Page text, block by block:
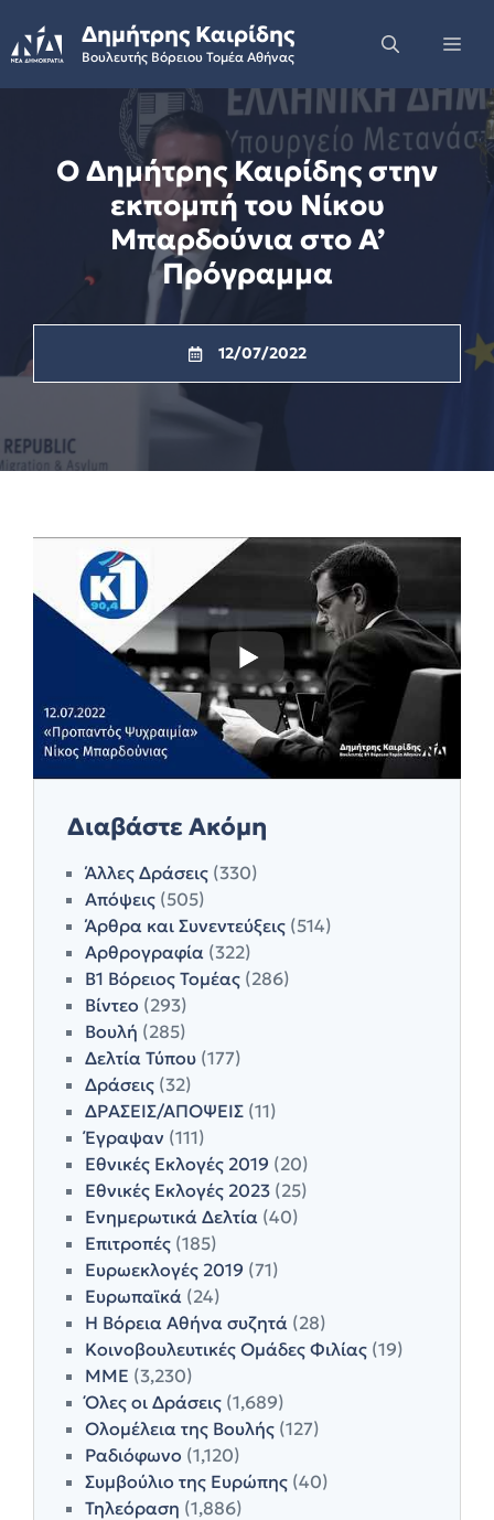
to
content
Δημήτρης Καιρίδης
Βουλευτής Βόρειου Τομέα Αθήνας
Ο Δημήτρης Καιρίδης στην
εκπομπή του Νίκου
Μπαρδούνια στο Α’
Πρόγραμμα
12/07/2022
Διαβάστε Ακόμη
Άλλες Δράσεις (330)
Απόψεις (505)
Άρθρα και Συνεντεύξεις (514)
Αρθρογραφία (322)
Β1 Βόρειος Τομέας (286)
Βίντεο (293)
Βουλή (285)
Δελτία Τύπου (177)
Δράσεις (32)
ΔΡΑΣΕΙΣ/ΑΠΟΨΕΙΣ (11)
Έγραψαν (111)
Εθνικές Εκλογές 2019 (20)
Εθνικές Εκλογές 2023 (25)
Ενημερωτικά Δελτία (40)
Επιτροπές (185)
Ευρωεκλογές 2019 (71)
Ευρωπαϊκά (24)
Η Βόρεια Αθήνα συζητά (28)
Κοινοβουλευτικές Ομάδες Φιλίας (19)
ΜΜΕ (3,230)
Όλες οι Δράσεις (1,689)
Ολομέλεια της Βουλής (127)
Ραδιόφωνο (1,120)
Συμβούλιο της Ευρώπης (40)
Τηλεόραση (1,886)